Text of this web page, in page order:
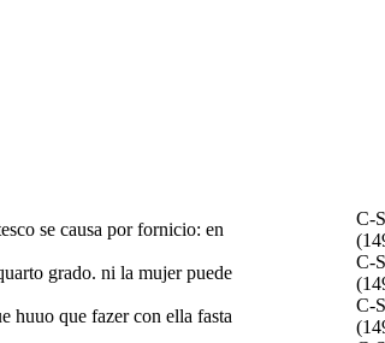
se causa por fornicio: en
C-
grado. ni la mujer puede
C-
huuo que fazer con ella fasta
C-